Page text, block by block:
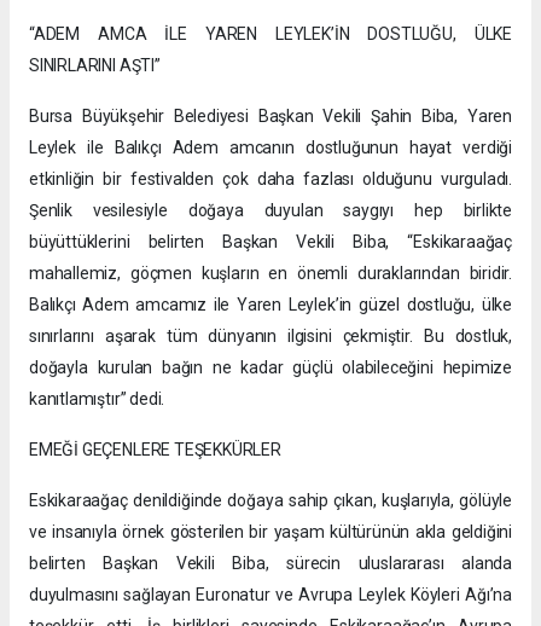
“ADEM AMCA İLE YAREN LEYLEK’İN DOSTLUĞU, ÜLKE
SINIRLARINI AŞTI”
Bursa Büyükşehir Belediyesi Başkan Vekili Şahin Biba, Yaren
Leylek ile Balıkçı Adem amcanın dostluğunun hayat verdiği
etkinliğin bir festivalden çok daha fazlası olduğunu vurguladı.
Şenlik vesilesiyle doğaya duyulan saygıyı hep birlikte
büyüttüklerini belirten Başkan Vekili Biba, “Eskikaraağaç
mahallemiz, göçmen kuşların en önemli duraklarından biridir.
Balıkçı Adem amcamız ile Yaren Leylek’in güzel dostluğu, ülke
sınırlarını aşarak tüm dünyanın ilgisini çekmiştir. Bu dostluk,
doğayla kurulan bağın ne kadar güçlü olabileceğini hepimize
kanıtlamıştır” dedi.
EMEĞİ GEÇENLERE TEŞEKKÜRLER
Eskikaraağaç denildiğinde doğaya sahip çıkan, kuşlarıyla, gölüyle
ve insanıyla örnek gösterilen bir yaşam kültürünün akla geldiğini
belirten Başkan Vekili Biba, sürecin uluslararası alanda
duyulmasını sağlayan Euronatur ve Avrupa Leylek Köyleri Ağı’na